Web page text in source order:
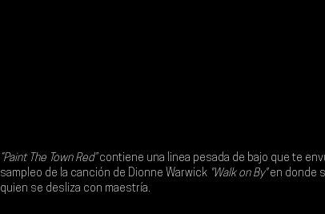
“Paint The Town Red” contiene una linea pesada de bajo que te
sampleo de la canción de Dionne Warwick "Walk on By" en donde
quien se desliza con maestría.